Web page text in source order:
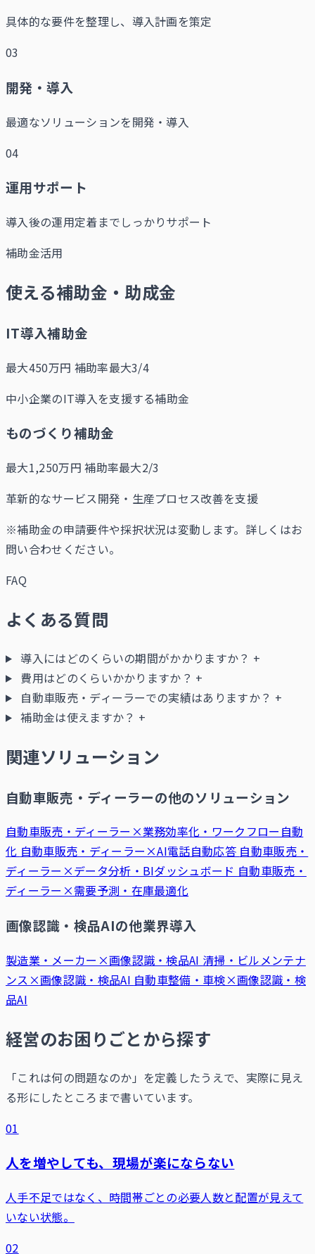
具体的な要件を整理し、導入計画を策定
03
開発・導入
最適なソリューションを開発・導入
04
運用サポート
導入後の運用定着までしっかりサポート
補助金活用
使える補助金・助成金
IT導入補助金
最大450万円 補助率最大3/4
中小企業のIT導入を支援する補助金
ものづくり補助金
最大1,250万円 補助率最大2/3
革新的なサービス開発・生産プロセス改善を支援
※補助金の申請要件や採択状況は変動します。詳しくはお
問い合わせください。
FAQ
よくある質問
導入にはどのくらいの期間がかかりますか？ +
費用はどのくらいかかりますか？ +
自動車販売・ディーラーでの実績はありますか？ +
補助金は使えますか？ +
関連ソリューション
自動車販売・ディーラーの他のソリューション
自動車販売・ディーラー×業務効率化・ワークフロー自動
化 自動車販売・ディーラー×AI電話自動応答 自動車販売・
ディーラー×データ分析・BIダッシュボード 自動車販売・
ディーラー×需要予測・在庫最適化
画像認識・検品AIの他業界導入
製造業・メーカー×画像認識・検品AI 清掃・ビルメンテナ
ンス×画像認識・検品AI 自動車整備・車検×画像認識・検
品AI
経営のお困りごとから探す
「これは何の問題なのか」を定義したうえで、実際に見え
る形にしたところまで書いています。
01
人を増やしても、現場が楽にならない
人手不足ではなく、時間帯ごとの必要人数と配置が見えて
いない状態。
02